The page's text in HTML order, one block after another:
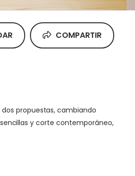
COMPARTIR
propuestas, cambiando
y corte contemporáneo,